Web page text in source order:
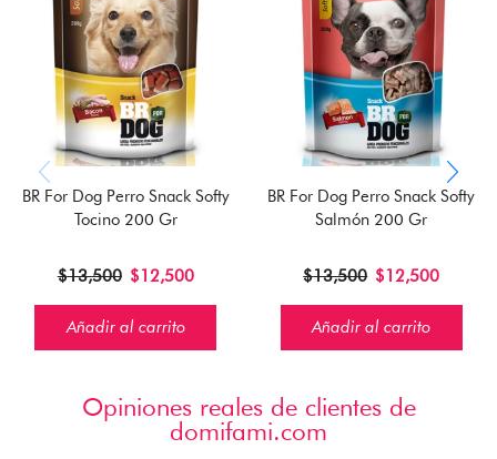
BR For Dog Perro Snack Softy
Tocino 200 Gr
$13,500 $12,500
Añadir al carrito
BR For Dog Perro Snack Softy
Salmón 200 Gr
$13,500 $12,500
Añadir al carrito
Opiniones reales de clientes de
domifami.com